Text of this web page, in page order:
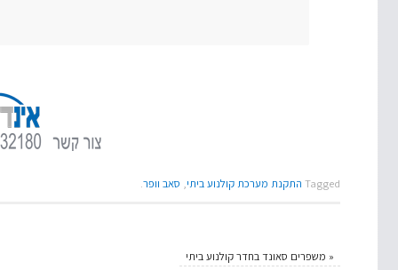
Tagged התקנת מערכת קולנוע ביתי, סאב וופר.
« משפרים סאונד בחדר קולנוע ביתי